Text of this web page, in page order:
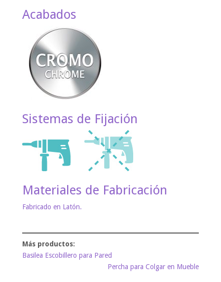
Acabados
Sistemas de Fijación
Materiales de Fabricación
Fabricado en Latón.
Basilea Escobillero para Pared
Percha para Colgar en Mueble